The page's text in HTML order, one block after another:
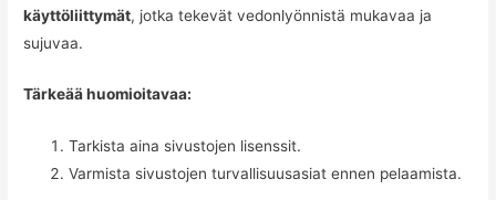
käyttöliittymät, jotka tekevät vedonlyönnistä mukavaa ja
sujuvaa.
Tärkeää huomioitavaa:
Tarkista aina sivustojen lisenssit.
Varmista sivustojen turvallisuusasiat ennen pelaamista.